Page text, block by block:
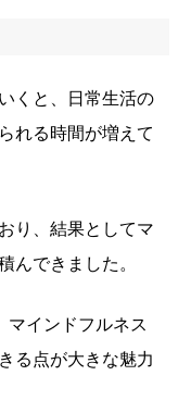
くと、日常生活の
れる時間が増えて
り、結果としてマ
んできました。
マインドフルネス
る点が大きな魅力